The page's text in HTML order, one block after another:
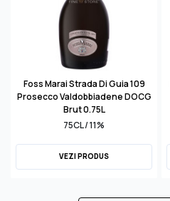
Foss Marai Strada Di Guia 109
Prosecco Valdobbiadene DOCG
Brut 0.75L
75CL / 11%
VEZI PRODUS